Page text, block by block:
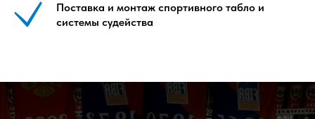
Поставка и монтаж спортивного табло и
системы судейства